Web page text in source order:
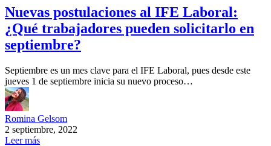
Nuevas postulaciones al IFE Laboral:
¿Qué trabajadores pueden solicitarlo en
septiembre?
Septiembre es un mes clave para el IFE Laboral, pues desde este
jueves 1 de septiembre inicia su nuevo proceso…
Romina Gelsom
2 septiembre, 2022
Leer más